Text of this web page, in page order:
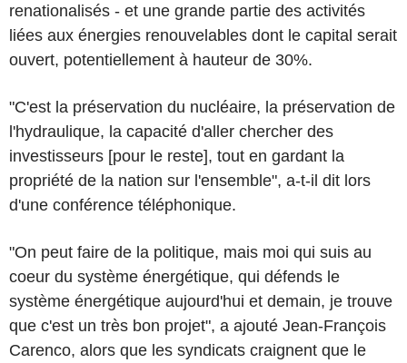
renationalisés - et une grande partie des activités
liées aux énergies renouvelables dont le capital serait
ouvert, potentiellement à hauteur de 30%.
"C'est la préservation du nucléaire, la préservation de
l'hydraulique, la capacité d'aller chercher des
investisseurs [pour le reste], tout en gardant la
propriété de la nation sur l'ensemble", a-t-il dit lors
d'une conférence téléphonique.
"On peut faire de la politique, mais moi qui suis au
coeur du système énergétique, qui défends le
système énergétique aujourd'hui et demain, je trouve
que c'est un très bon projet", a ajouté Jean-François
Carenco, alors que les syndicats craignent que le